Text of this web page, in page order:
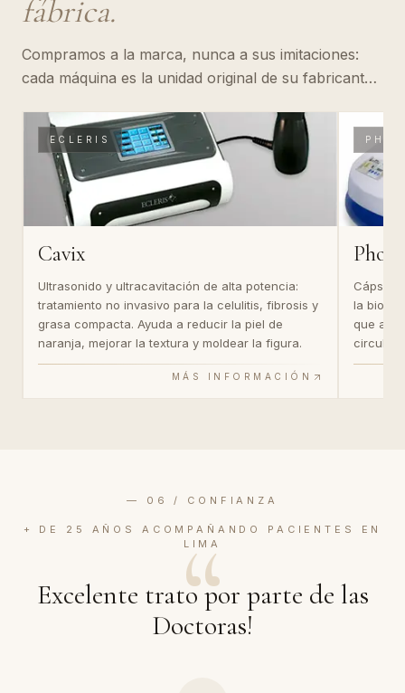
fábrica.
Compramos a la marca, nunca a sus imitaciones:
cada máquina es la unidad original de su fabricante.
para que puedas comprobarlo.
ECLERIS
Cavix
Ultrasonido y ultracavitación de alta potencia:
tratamiento no invasivo para la celulitis, fibrosis y
grasa compacta. Ayuda a reducir la piel de
naranja, mejorar la textura y moldear la figura.
MÁS INFORMACIÓN
Cápsula
la
que
— 06 / CONFIANZA
+ DE 25 AÑOS ACOMPAÑANDO PACIENTES EN
LIMA
“
Excelente trato por parte de las
Doctoras!